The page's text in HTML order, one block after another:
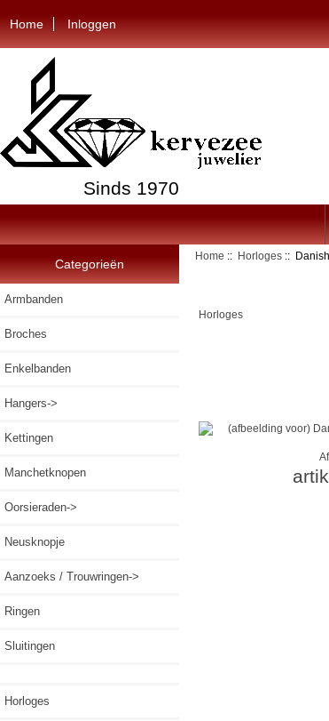
Home Inloggen
Sinds 1970
Categorieën
Armbanden
Broches
Enkelbanden
Hangers->
Kettingen
Manchetknopen
Oorsieraden->
Neusknopje
Aanzoeks / Trouwringen->
Ringen
Sluitingen
Horloges
Home :: Horloges ::
Horloges